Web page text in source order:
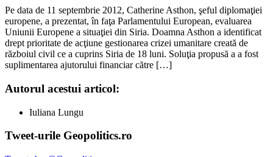
Pe data de 11 septembrie 2012, Catherine Asthon, şeful diplomaţiei
europene, a prezentat, în faţa Parlamentului European, evaluarea
Uniunii Europene a situaţiei din Siria. Doamna Asthon a identificat
drept prioritate de acţiune gestionarea crizei umanitare creată de
războiul civil ce a cuprins Siria de 18 luni. Soluţia propusă a a fost
suplimentarea ajutorului financiar către […]
Autorul acestui articol:
Iuliana Lungu
Tweet-urile Geopolitics.ro